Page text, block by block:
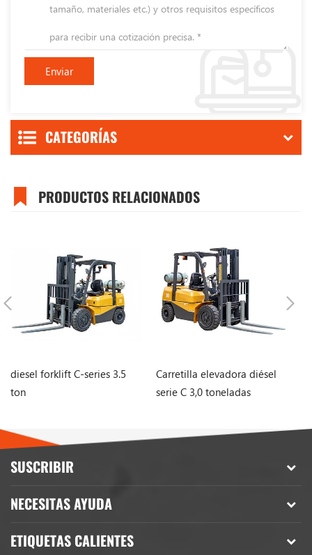
CATEGORÍAS
PRODUCTOS RELACIONADOS
diesel forklift C-series 3.5
ton
Carretilla elevadora diésel
serie C 3,0 toneladas
SUSCRIBIR
NECESITAS AYUDA
ETIQUETAS CALIENTES